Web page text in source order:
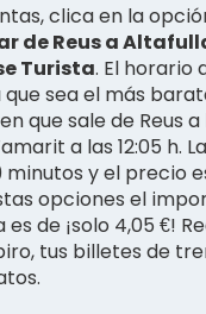
clica en la
de Reus a
Turista. El horario
sea el más
que sale de Reus a
a las 12:05 h.
y el precio
opciones el
es de ¡solo 4,05 €!
tus billetes de